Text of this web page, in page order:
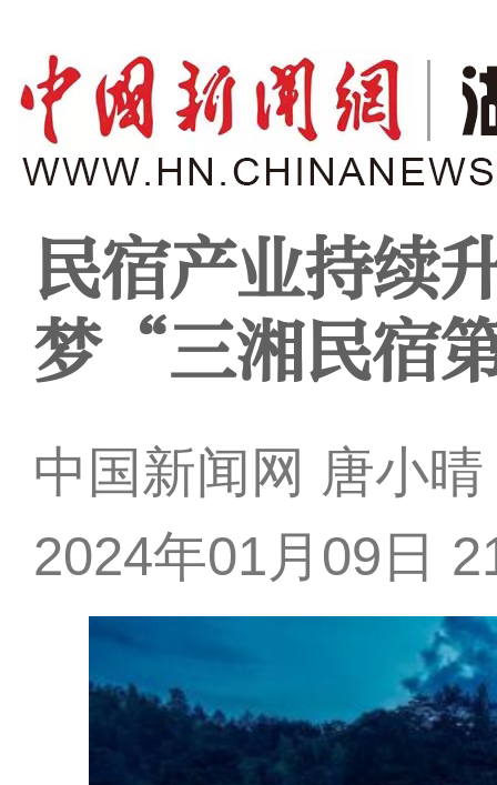
民宿产业持续
梦“三湘民宿
中国新闻网 唐小晴
2024年01月09日